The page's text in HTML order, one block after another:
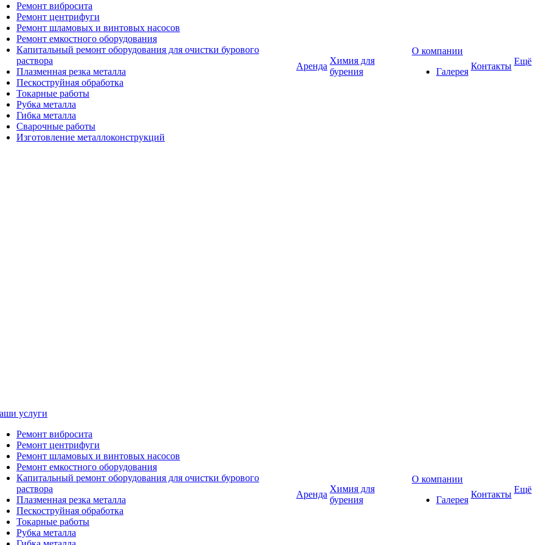
Ремонт вибросита
Ремонт центрифуги
Ремонт шламовых и винтовых насосов
Ремонт емкостного оборудования
Капитальный ремонт оборудования для очистки бурового
раствора
Плазменная резка металла
Пескоструйная обработка
Токарные работы
Рубка металла
Гибка металла
Сварочные работы
Изготовление металлоконструкций
Аренда
Химия для
бурения
О компании
Галерея
Контакты Ещё
услуги
Ремонт вибросита
Ремонт центрифуги
Ремонт шламовых и винтовых насосов
Ремонт емкостного оборудования
Капитальный ремонт оборудования для очистки бурового
раствора
Плазменная резка металла
Пескоструйная обработка
Токарные работы
Рубка металла
Аренда
Химия для
бурения
О компании
Галерея
Контакты Ещё